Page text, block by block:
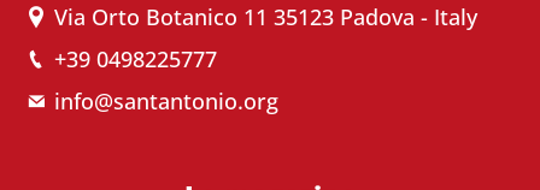
Via Orto Botanico 11 35123 Padova - Italy
+39 0498225777
info@santantonio.org